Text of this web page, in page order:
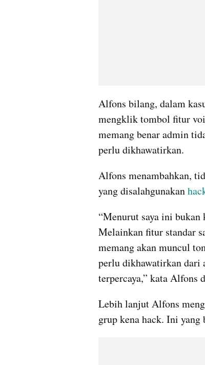
Alfons bilang, dalam
mengklik tombol fitur
memang benar admin
perlu dikhawatirkan.
Alfons menambahkan,
yang disalahgunakan
“Menurut saya ini
Melainkan fitur standar
memang akan muncul
perlu dikhawatirkan dari
terpercaya,” kata Alfons
Lebih lanjut Alfons
grup kena hack. Ini yang